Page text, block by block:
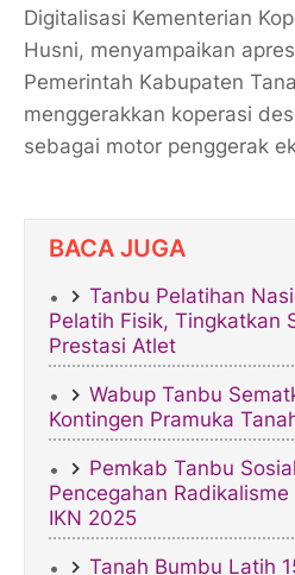
Digitalisasi Kementerian
Husni, menyampaikan
Pemerintah Kabupaten
menggerakkan koperasi
sebagai motor penggerak
BACA JUGA
Tanbu Pelatihan
Pelatih Fisik, Tingkatkan
Prestasi Atlet
Wabup Tanbu
Kontingen Pramuka
Pemkab Tanbu
Pencegahan
IKN 2025
Tanah Bumbu Latih